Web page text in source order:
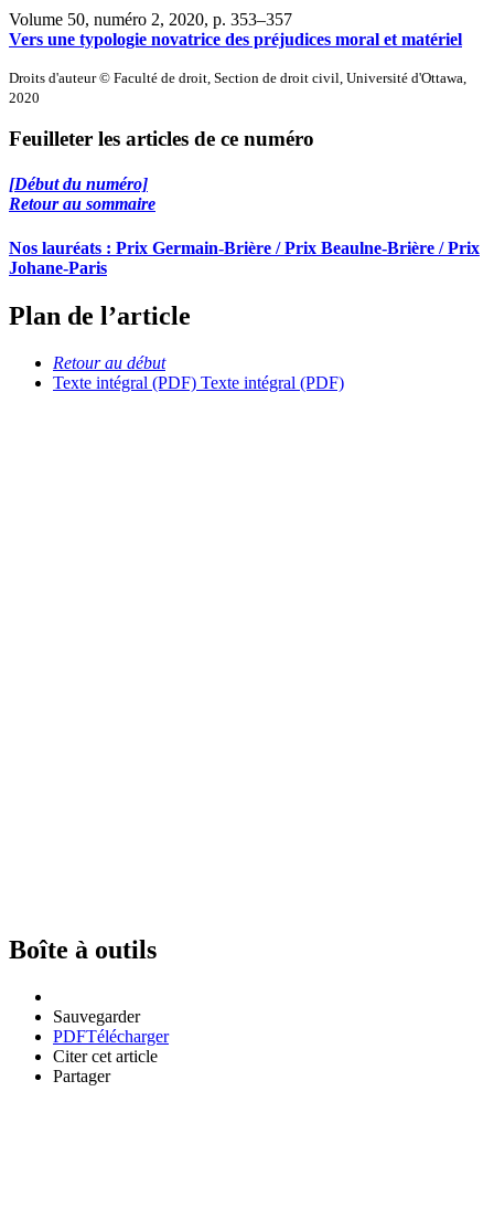
Volume 50, numéro 2, 2020, p. 353–357
Vers une typologie novatrice des préjudices moral et matériel
Droits d'auteur © Faculté de droit, Section de droit civil, Université d'Ottawa,
2020
Feuilleter les articles de ce numéro
[Début du numéro]
Retour au sommaire
Nos lauréats : Prix Germain-Brière / Prix Beaulne-Brière / Prix
Johane-Paris
Plan de l’article
Retour au début
Texte intégral (PDF) Texte intégral (PDF)
Boîte à outils
Sauvegarder
PDFTélécharger
Citer cet article
Partager